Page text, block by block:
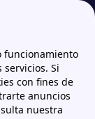
funcionamiento
Si
con fines de
anuncios
nuestra
de